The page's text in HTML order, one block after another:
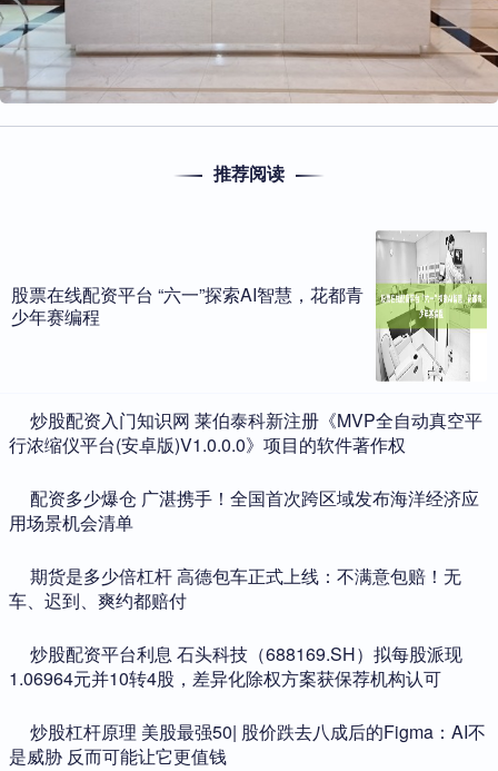
推荐阅读
股票在线配资平台 “六一”探索AI智慧，花都青
少年赛编程
​炒股配资入门知识网 莱伯泰科新注册《MVP全自动真空平
行浓缩仪平台(安卓版)V1.0.0.0》项目的软件著作权
​配资多少爆仓 广湛携手！全国首次跨区域发布海洋经济应
用场景机会清单
​期货是多少倍杠杆 高德包车正式上线：不满意包赔！无
车、迟到、爽约都赔付
​炒股配资平台利息 石头科技（688169.SH）拟每股派现
1.06964元并10转4股，差异化除权方案获保荐机构认可
​炒股杠杆原理 美股最强50| 股价跌去八成后的Figma：AI不
是威胁 反而可能让它更值钱